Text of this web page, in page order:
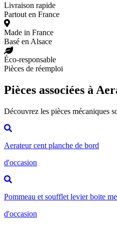
Livraison rapide
Partout en France
Made in France
Basé en Alsace
Éco-responsable
Pièces de réemploi
Pièces associées à
Découvrez les pièces mécaniques
Aerateur cent planche de bord
d'occasion
Pommeau et soufflet levier boite
d'occasion